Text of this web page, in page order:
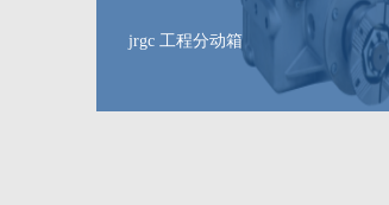
jrgc 工程分动箱